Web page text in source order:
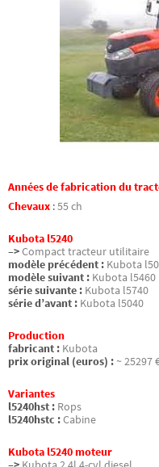
Années de fabrication du
Chevaux :55 ch
Kubota l5240
–>Compact tracteur utilitaire
modèle précédent : Kubota
modèle suivant : Kubota l5460
série suivante : Kubota l5740
série d’avant : Kubota l5040
Production
fabricant : Kubota
prix original (euros) : ~ 25297
Variantes
l5240hst : Rops
l5240hstc :Cabine
Kubota l5240 moteur